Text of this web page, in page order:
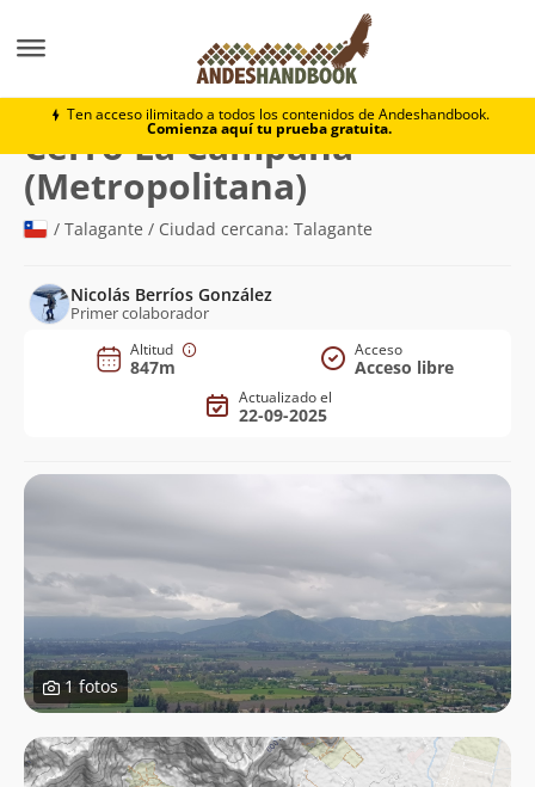
Ten acceso ilimitado a todos los contenidos de Andeshandbook.
Comienza aquí tu prueba gratuita.
Cerro La Campana (Metropolitana)
Cerro La Campana
(Metropolitana)
/ Talagante / Ciudad cercana: Talagante
Nicolás Berríos González
Primer colaborador
Altitud
847m
Acceso
Acceso libre
Actualizado el
22-09-2025
1 fotos